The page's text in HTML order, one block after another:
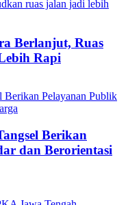
Berlanjut, Ruas
Rapi
Berikan
dan Berorientasi